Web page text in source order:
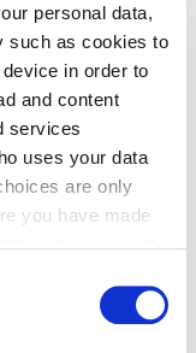
personal data,
such as cookies to
in order to
and content
services
uses your data
are only
you have made
mit der
ein Konzept
CIDI-Methode. Die